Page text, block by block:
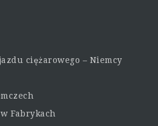
ciężarowego – Niemcy
Fabrykach